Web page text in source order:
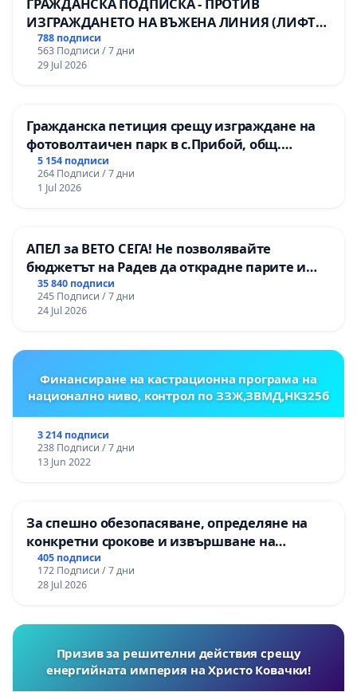
ИЗГРАЖДАНЕТО НА ВЪЖЕНА ЛИНИЯ (ЛИФТ)
НА ТЕРИТОРИЯТА НА ПРИРОДНА
ЗАБЕЛЕЖИТЕЛНОСТ „ХЪЛМ НА
ОСВОБОДИТЕЛИТЕ“ (БУНАРДЖИК)
788 подписи
563 Подписи / 7 дни
29 Jul 2026
Гражданска петиция срещу изграждане на
фотоволтаичен парк в с.Прибой, общ.
Радомир
5 154 подписи
264 Подписи / 7 дни
1 Jul 2026
АПЕЛ за ВЕТО СЕГА! Не позволявайте
бюджетът на Радев да открадне парите и
правата ни в тъмното
35 840 подписи
245 Подписи / 7 дни
24 Jul 2026
Финансиране на кастрационна програма на
национално ниво, контрол по ЗЗЖ,ЗВМД,НК325б
3 214 подписи
238 Подписи / 7 дни
13 Jun 2022
За спешно обезопасяване, определяне на
конкретни срокове и извършване на
цялостна рехабилитация на
републиканския път между пътен възел АМ
„Тракия“ - гр. Ихтиман - с. Мирово - к.к.
405 подписи
172 Подписи / 7 дни
28 Jul 2026
Призив за решителни действия срещу
енергийната империя на Христо Ковачки!